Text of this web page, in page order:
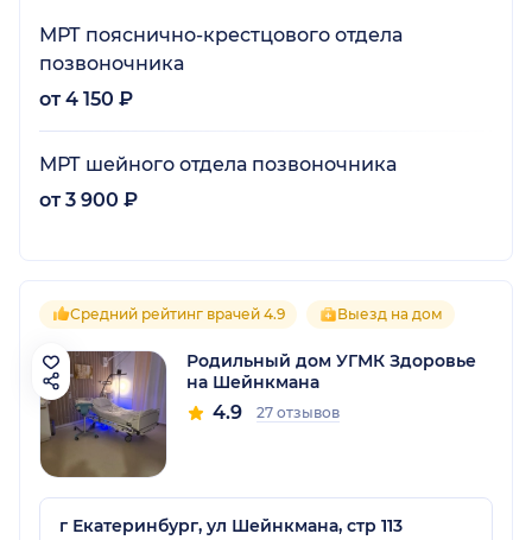
МРТ пояснично-крестцового отдела
позвоночника
от 4 150 ₽
МРТ шейного отдела позвоночника
от 3 900 ₽
Средний рейтинг врачей 4.9 Выезд на дом
Родильный дом УГМК Здоровье
на Шейнкмана
4.9 27 отзывов
г Екатеринбург, ул Шейнкмана, стр 113